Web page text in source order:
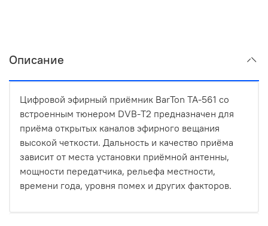
Описание
Цифровой эфирный приёмник BarTon TA-561 со
встроенным тюнером DVB-T2 предназначен для
приёма открытых каналов эфирного вещания
высокой четкости. Дальность и качество приёма
зависит от места установки приёмной антенны,
мощности передатчика, рельефа местности,
времени года, уровня помех и других факторов.